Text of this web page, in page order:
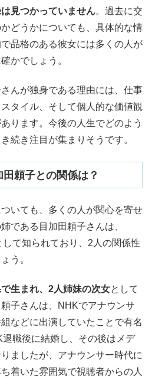
見つかっていません。過去に交
どうかについても、具体的な情
品格のある彼女には多くの人が
かでしょう。
んが独身である理由には、仕事
タイル、そして個人的な価値観
ります。今後の人生でどのよう
続き注目が集まりそうです。
頼子との関係は？
いても、多くの人が関心を寄せ
である目加田頼子さんは、
て知られており、2人の関係性
う。
生まれ、2人姉妹の次女として
子さんは、NHKでアナウンサ
などに出演していたことで有名
職後に結婚し、その後はメデ
ましたが、アナウンサー時代に
着いた雰囲気で視聴者からの人